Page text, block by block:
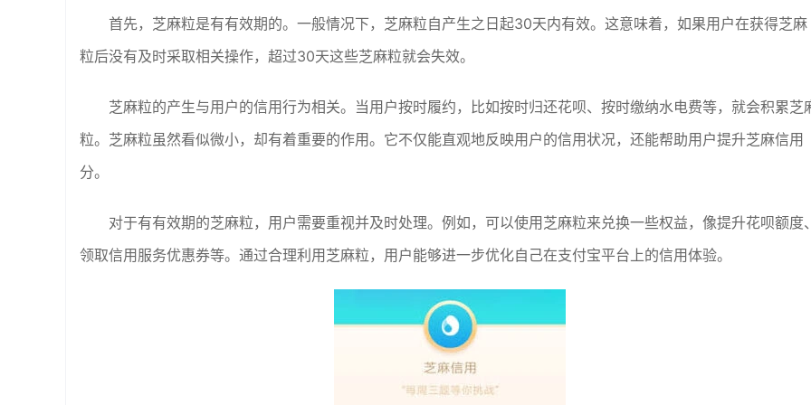
首先，芝麻粒是有有效期的。一般情况下，芝麻粒自产生之日起30天内有效。这意味着，如果用户在获得芝麻
粒后没有及时采取相关操作，超过30天这些芝麻粒就会失效。
芝麻粒的产生与用户的信用行为相关。当用户按时履约，比如按时归还花呗、按时缴纳水电费等，就会积累芝
粒。芝麻粒虽然看似微小，却有着重要的作用。它不仅能直观地反映用户的信用状况，还能帮助用户提升芝麻信用
分。
对于有有效期的芝麻粒，用户需要重视并及时处理。例如，可以使用芝麻粒来兑换一些权益，像提升花呗额度
领取信用服务优惠券等。通过合理利用芝麻粒，用户能够进一步优化自己在支付宝平台上的信用体验。